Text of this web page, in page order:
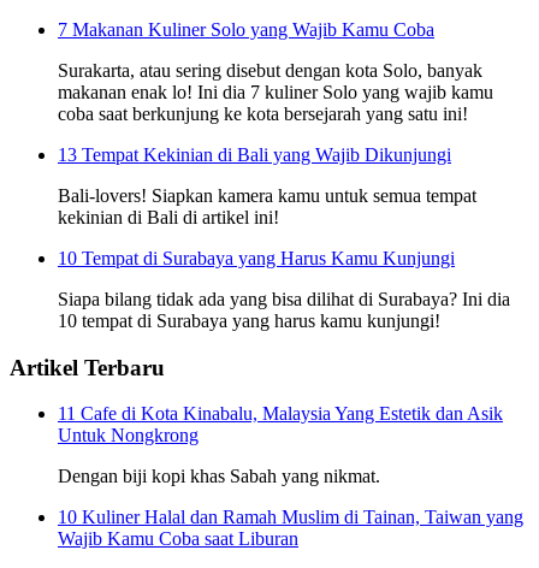
7 Makanan Kuliner Solo yang Wajib Kamu Coba
Surakarta, atau sering disebut dengan kota Solo, banyak
makanan enak lo! Ini dia 7 kuliner Solo yang wajib kamu
coba saat berkunjung ke kota bersejarah yang satu ini!
13 Tempat Kekinian di Bali yang Wajib Dikunjungi
Bali-lovers! Siapkan kamera kamu untuk semua tempat
kekinian di Bali di artikel ini!
10 Tempat di Surabaya yang Harus Kamu Kunjungi
Siapa bilang tidak ada yang bisa dilihat di Surabaya? Ini dia
10 tempat di Surabaya yang harus kamu kunjungi!
Artikel Terbaru
11 Cafe di Kota Kinabalu, Malaysia Yang Estetik dan Asik
Untuk Nongkrong
Dengan biji kopi khas Sabah yang nikmat.
10 Kuliner Halal dan Ramah Muslim di Tainan, Taiwan yang
Wajib Kamu Coba saat Liburan